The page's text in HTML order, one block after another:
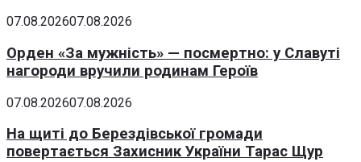
07.08.202607.08.2026
Орден «За мужність» — посмертно: у Славуті
нагороди вручили родинам Героїв
07.08.202607.08.2026
На щиті до Берездівської громади
повертається Захисник України Тарас Щур